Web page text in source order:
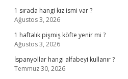
1 sırada hangi kız ismi var ?
Ağustos 3, 2026
1 haftalık pişmiş köfte yenir mi ?
Ağustos 3, 2026
İspanyollar hangi alfabeyi kullanır ?
Temmuz 30, 2026